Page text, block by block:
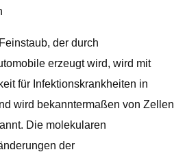
der durch
erzeugt wird, wird mit
für Infektionskrankheiten in
wird bekanntermaßen von Zellen
Die molekularen
der